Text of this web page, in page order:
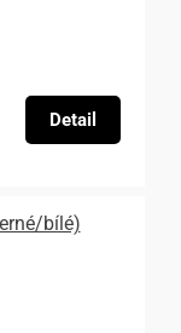
Detail
bílé)